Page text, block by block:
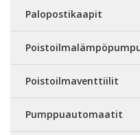
Palopostikaapit
Poistoilmaventtiilit
Pumppuautomaatit